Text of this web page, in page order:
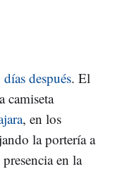
después. El
camiseta
, en los
la portería a
en la